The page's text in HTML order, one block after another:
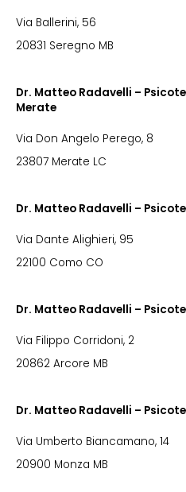
Via Ballerini, 56
20831 Seregno MB
Dr. Matteo Radavelli –
Merate
Via Don Angelo Perego, 8
23807 Merate LC
Dr. Matteo Radavelli –
Via Dante Alighieri, 95
22100 Como CO
Dr. Matteo Radavelli –
Via Filippo Corridoni, 2
20862 Arcore MB
Dr. Matteo Radavelli –
Via Umberto Biancamano, 14
20900 Monza MB